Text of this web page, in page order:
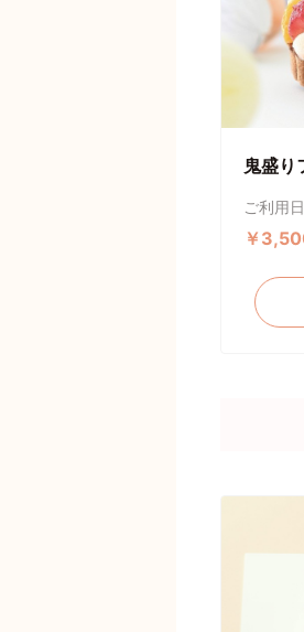
鬼盛り
ご利用
￥